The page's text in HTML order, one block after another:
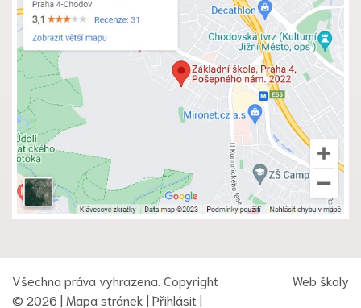
Všechna práva vyhrazena. Copyright
© 2026 | Mapa stránek | Přihlásit |
Web školy